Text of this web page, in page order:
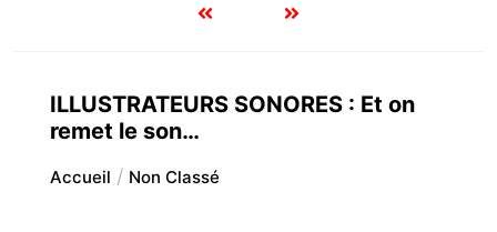
ILLUSTRATEURS SONORES : Et on
remet le son…
Accueil Non Classé